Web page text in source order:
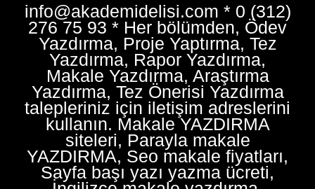
info@akademidelisi.com * 0 (312)
276 75 93 * Her bölümden, Ödev
Yazdırma, Proje Yaptırma, Tez
Yazdırma, Rapor Yazdırma,
Makale Yazdırma, Araştırma
Yazdırma, Tez Önerisi Yazdırma
talepleriniz için iletişim adreslerini
kullanın. Makale YAZDIRMA
siteleri, Parayla makale
YAZDIRMA, Seo makale fiyatları,
Sayfa başı yazı yazma ücreti,